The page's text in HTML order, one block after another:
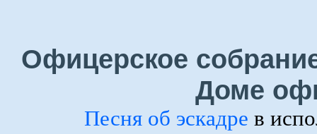
Офицерское
Доме
Песня об эскадре в